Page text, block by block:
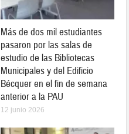
Más de dos mil estudiantes
pasaron por las salas de
estudio de las Bibliotecas
Municipales y del Edificio
Bécquer en el fin de semana
anterior a la PAU
12 junio 2026